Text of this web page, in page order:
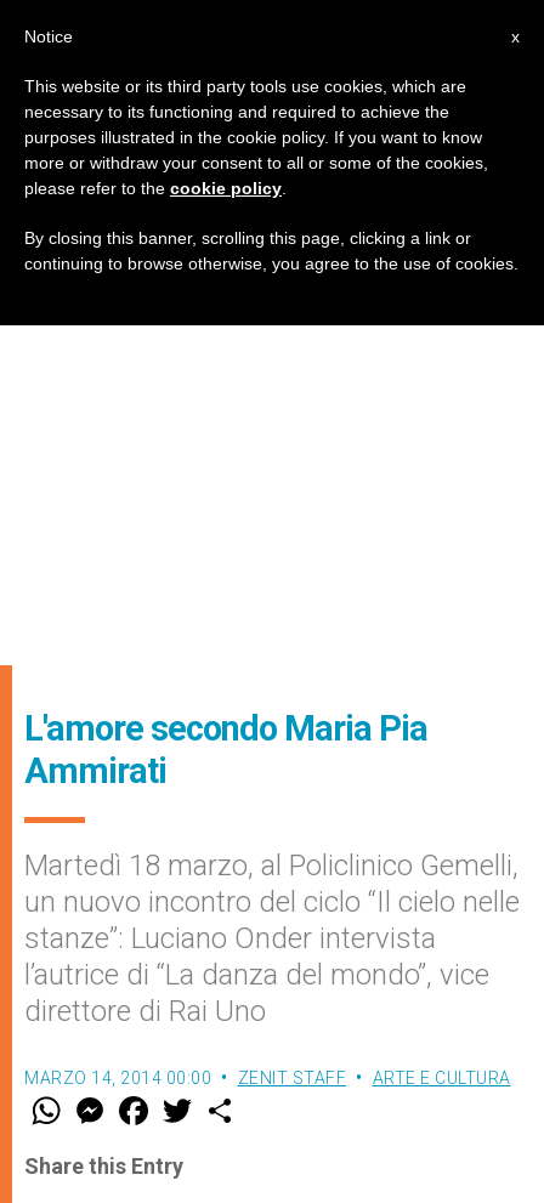
L'amore secondo Maria Pia
Ammirati
Martedì 18 marzo, al Policlinico Gemelli,
un nuovo incontro del ciclo “Il cielo nelle
stanze”: Luciano Onder intervista
l’autrice di “La danza del mondo”, vice
direttore di Rai Uno
MARZO 14, 2014 00:00 ZENIT STAFF ARTE E CULTURA
W
t
s
M
e
s
e
F
a
e
b
w
Share this Entry
x
Notice
This website or its third party tools use cookies, which are
necessary to its functioning and required to achieve the
purposes illustrated in the cookie policy. If you want to know
more or withdraw your consent to all or some of the cookies,
please refer to the cookie policy
By closing this banner, scrolling this page, clicking a link or
continuing to browse otherwise, you agree to the use of cookies.